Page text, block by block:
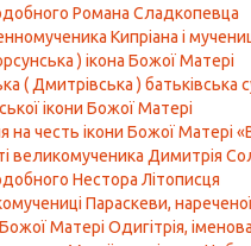
Романа Сладкопевца
Кипріана і
) ікона Божої Матері
( Дмитрівська ) батьківська
ікони Божої Матері
на честь ікони Божої Матері
великомученика Димитрія
Нестора Літописця
Параскеви,
Матері Одигітрія,